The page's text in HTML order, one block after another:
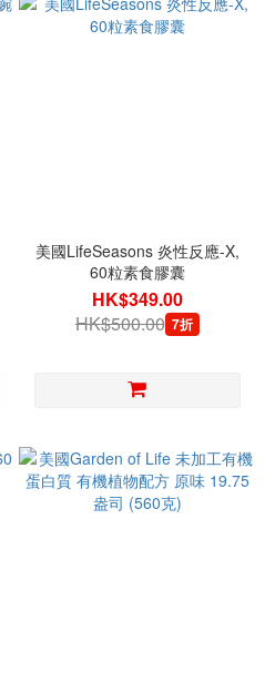
美國LifeSeasons 炎性反應-X,
60粒素食膠囊
HK$349.00
HK$500.00 7折